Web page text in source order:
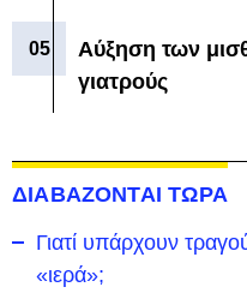
Αύξηση των
γιατρούς
ΔΙΑΒΑΖΟΝΤΑΙ ΤΩΡΑ
Γιατί υπάρχουν
«ιερά»;